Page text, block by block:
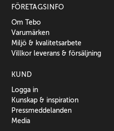
FÖRETAGSINFO
Om Tebo
Varumärken
Miljö & kvalitetsarbete
Villkor leverans & försäljning
KUND
Logga in
Kunskap & inspiration
Pressmeddelanden
Media